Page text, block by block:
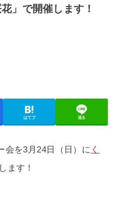
」で開催します！
はてブ 送る
会を3月24日（日）に く
ます！